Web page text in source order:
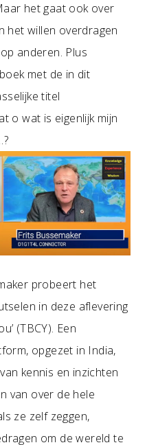
het gaat ook over
het willen overdragen
anderen. Plus
met de in dit
titel
o wat is eigenlijk mijn
probeert het
in deze aflevering
(TBCY). Een
opgezet in India,
kennis en inzichten
van over de hele
ze zelf zeggen,
om de wereld te